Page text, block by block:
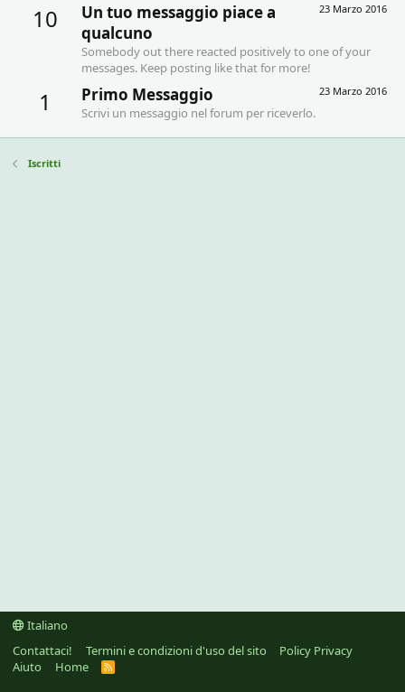
10 23 Marzo 2016
Un tuo messaggio piace a
qualcuno
Somebody out there reacted positively to one of your
messages. Keep posting like that for more!
1 23 Marzo 2016
Primo Messaggio
Scrivi un messaggio nel forum per riceverlo.
Iscritti
Italiano
Contattaci!
Termini e condizioni d'uso del sito
Policy Privacy
Aiuto
Home
R